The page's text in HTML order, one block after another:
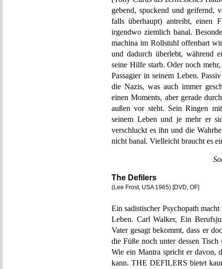
gebend, spuckend und geifernd,
falls überhaupt) antreibt, einen
irgendwo ziemlich banal.
machina im Rollstuhl offenbart
und dadurch überlebt, während
seine Hilfe starb. Oder noch
Passagier in seinem Leben.
die Nazis, was auch immer
einen Moments, aber gerade
außen vor steht. Sein Ringen
seinem Leben und je mehr er
verschluckt es ihn und die
nicht banal. Vielleicht braucht es
The Defilers
(Lee Frost, USA 1965) [DVD, OF]
Ein sadistischer Psychopath
Leben. Carl Walker, Ein
Vater gesagt bekommt, dass er
die Füße noch unter dessen
Wie ein Mantra spricht er davon,
kann. THE DEFILERS bietet